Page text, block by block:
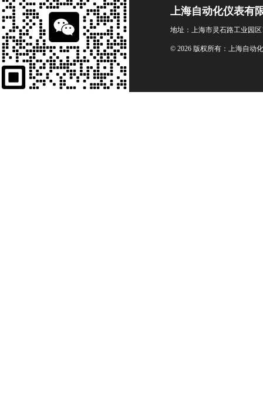
上海自动化仪表有
地址：上海市灵石路工业园区
© 2026 版权所有：上海自动